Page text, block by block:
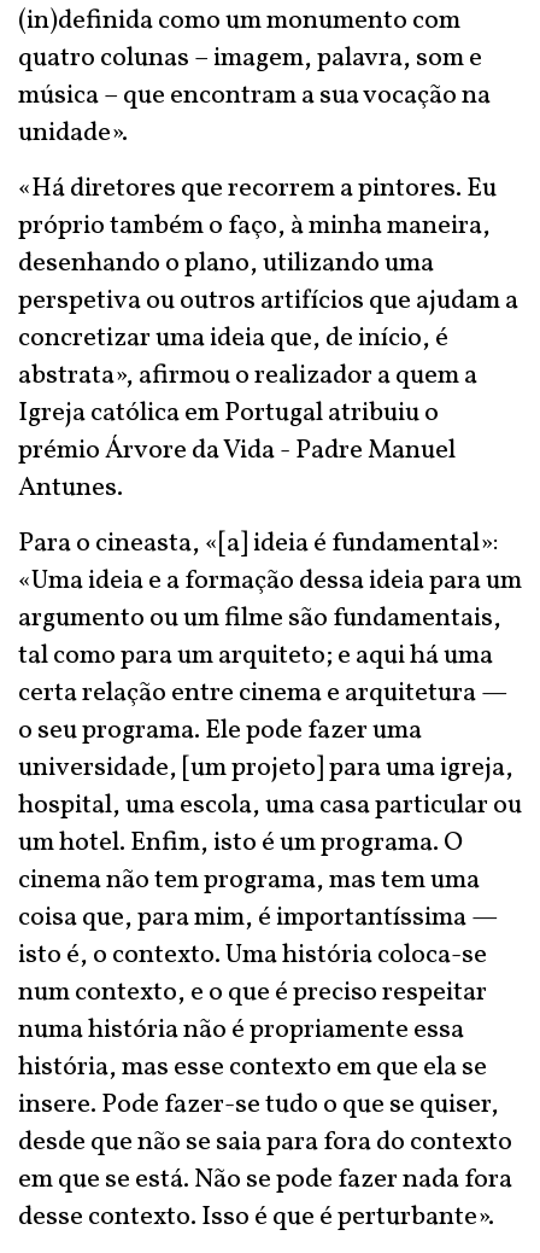
(in)definida como um monumento com
quatro colunas – imagem, palavra, som e
música – que encontram a sua vocação na
unidade».
«Há diretores que recorrem a pintores. Eu
próprio também o faço, à minha maneira,
desenhando o plano, utilizando uma
perspetiva ou outros artifícios que ajudam a
concretizar uma ideia que, de início, é
abstrata», afirmou o realizador a quem a
Igreja católica em Portugal atribuiu o
prémio Árvore da Vida - Padre Manuel
Antunes.
Para o cineasta, «[a] ideia é fundamental»:
«Uma ideia e a formação dessa ideia para um
argumento ou um filme são fundamentais,
tal como para um arquiteto; e aqui há uma
certa relação entre cinema e arquitetura —
o seu programa. Ele pode fazer uma
universidade, [um projeto] para uma igreja,
hospital, uma escola, uma casa particular ou
um hotel. Enfim, isto é um programa. O
cinema não tem programa, mas tem uma
coisa que, para mim, é importantíssima —
isto é, o contexto. Uma história coloca-se
num contexto, e o que é preciso respeitar
numa história não é propriamente essa
história, mas esse contexto em que ela se
insere. Pode fazer-se tudo o que se quiser,
desde que não se saia para fora do contexto
em que se está. Não se pode fazer nada fora
desse contexto. Isso é que é perturbante».